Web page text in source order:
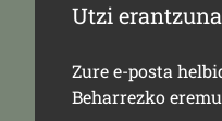
Utzi erantzuna
Zure e-posta
Beharrezko